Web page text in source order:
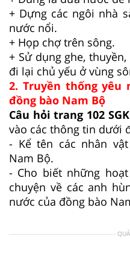
+ Dựng các ngôi nhà
nước nổi.
+ Họp chợ trên sông.
+ Sử dụng ghe,
đi lại chủ yếu ở vùng
2. Truyền thống yêu
đồng bào Nam Bộ
Câu hỏi trang 102
vào các thông tin dưới
- Kể tên các nhân
Nam Bộ.
- Cho biết những
chuyện về các anh
nước của đồng bào